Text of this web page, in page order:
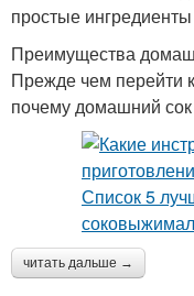
простые
Преимущества
Прежде чем перейти
почему домашний
читать дальше →